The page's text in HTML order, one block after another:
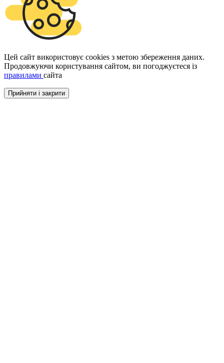
Цей сайт використовує cookies з метою збереження даних.
Продовжуючи користування сайтом, ви погоджуєтеся із
правилами сайта
Прийняти і закрити